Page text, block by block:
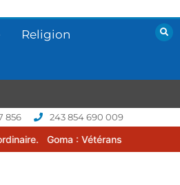
Religion
856 243 854 690 009
Vétérans Cup 2026 -2027, une